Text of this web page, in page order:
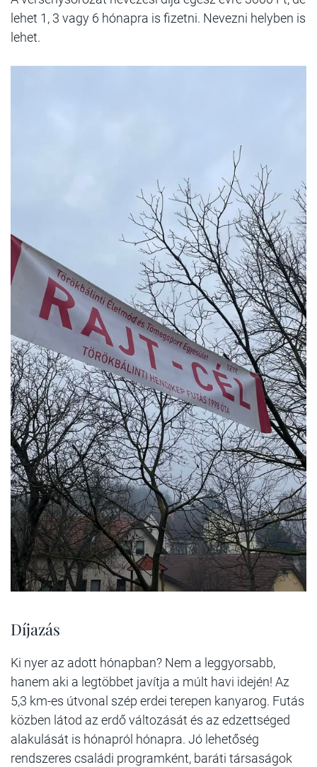
lehet 1, 3 vagy 6 hónapra is fizetni. Nevezni helyben is
lehet.
Díjazás
Ki nyer az adott hónapban? Nem a leggyorsabb,
hanem aki a legtöbbet javítja a múlt havi idején! Az
5,3 km-es útvonal szép erdei terepen kanyarog. Futás
közben látod az erdő változását és az edzettséged
alakulását is hónapról hónapra. Jó lehetőség
rendszeres családi programként, baráti társaságok